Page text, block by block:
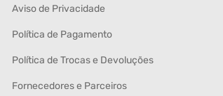
Aviso de Privacidade
Política de Pagamento
Política de Trocas e Devoluções
Fornecedores e Parceiros